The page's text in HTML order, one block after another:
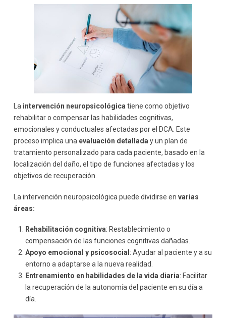
La intervención neuropsicológica tiene como objetivo
rehabilitar o compensar las habilidades cognitivas,
emocionales y conductuales afectadas por el DCA. Este
proceso implica una evaluación detallada y un plan de
tratamiento personalizado para cada paciente, basado en la
localización del daño, el tipo de funciones afectadas y los
objetivos de recuperación.
La intervención neuropsicológica puede dividirse en varias
áreas:
Rehabilitación cognitiva: Restablecimiento o
compensación de las funciones cognitivas dañadas.
Apoyo emocional y psicosocial : Ayudar al paciente y a su
entorno a adaptarse a la nueva realidad.
Entrenamiento en habilidades de la vida diaria: Facilitar
la recuperación de la autonomía del paciente en su día a
día.